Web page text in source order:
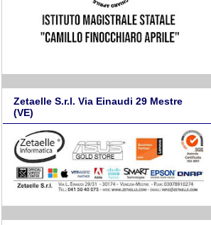
Zetaelle S.r.l. Via Einaudi 29 Mestre
(VE)